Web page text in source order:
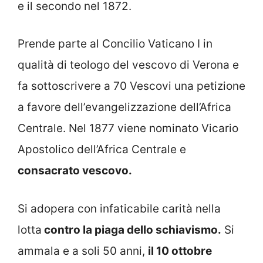
e il secondo nel 1872.
Prende parte al Concilio Vaticano I in
qualità di teologo del vescovo di Verona e
fa sottoscrivere a 70 Vescovi una petizione
a favore dell’evangelizzazione dell’Africa
Centrale. Nel 1877 viene nominato Vicario
Apostolico dell’Africa Centrale e
consacrato vescovo.
Si adopera con infaticabile carità nella
lotta contro la piaga dello schiavismo. Si
ammala e a soli 50 anni, il 10 ottobre